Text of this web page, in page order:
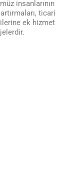
insanlarının
ticari
ek hizmet